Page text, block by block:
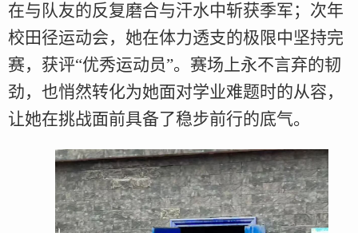
在与队友的反复磨合与汗水中斩获季军；次年
校田径运动会，她在体力透支的极限中坚持完
赛，获评“优秀运动员”。赛场上永不言弃的韧
劲，也悄然转化为她面对学业难题时的从容，
让她在挑战面前具备了稳步前行的底气。